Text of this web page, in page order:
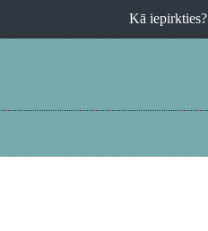
Kā iepirkties?